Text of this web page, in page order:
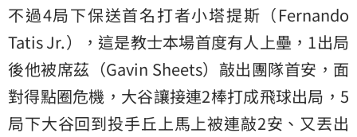
不過4局下保送首名打者小塔提斯（Fernando
Tatis Jr.），這是教士本場首度有人上壘，1出局
後他被席茲（Gavin Sheets）敲出團隊首安，面
對得點圈危機，大谷讓接連2棒打成飛球出局，5
局下大谷回到投手丘上馬上被連敲2安、又丟出